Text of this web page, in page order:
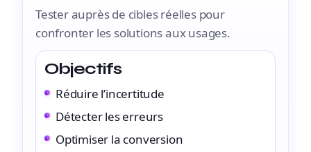
Tester auprès de cibles réelles pour
confronter les solutions aux usages.
Objectifs
Réduire l’incertitude
Détecter les erreurs
Optimiser la conversion